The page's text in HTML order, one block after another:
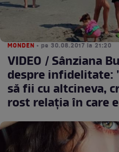
MONDEN • pe 30.08.2017 la 21:20
VIDEO / Sânziana
despre infidelitate:
să fii cu altcineva,
rost relaţia în care